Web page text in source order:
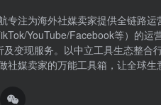
专注为海外社媒卖家提供全链路运
YouTube/Facebook等）​的运
及变现服务。以中立工具生态整合
媒卖家的万能工具箱，让全球生